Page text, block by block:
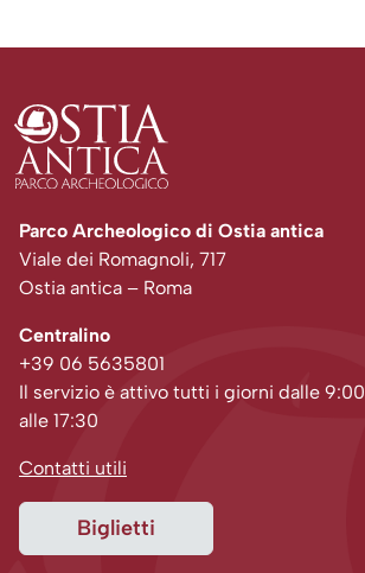
Parco Archeologico di Ostia antica
Viale dei Romagnoli, 717
Ostia antica – Roma
Centralino
+39 06 5635801
Il servizio è attivo tutti i giorni dalle 9:00
alle 17:30
Contatti utili
Biglietti